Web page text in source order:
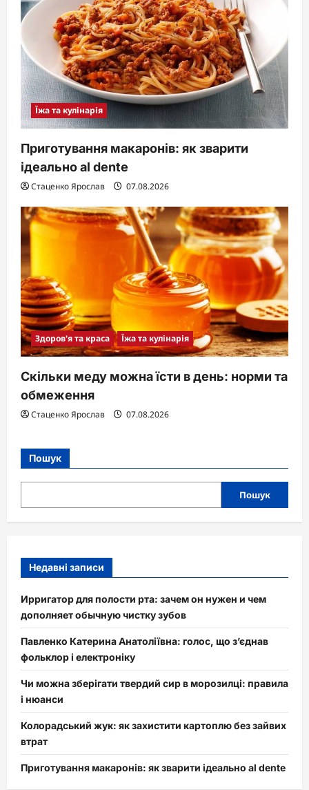
Їжа та кулінарія
Приготування макаронів: як зварити
ідеально al dente
Стаценко Ярослав 07.08.2026
Здоров'я та краса Їжа та кулінарія
Скільки меду можна їсти в день: норми та
обмеження
Стаценко Ярослав 07.08.2026
Пошук
Пошук
Недавні записи
Ирригатор для полости рта: зачем он нужен и чем
дополняет обычную чистку зубов
Павленко Катерина Анатоліївна: голос, що з’єднав
фольклор і електроніку
Чи можна зберігати твердий сир в морозилці: правила
і нюанси
Колорадський жук: як захистити картоплю без зайвих
втрат
Приготування макаронів: як зварити ідеально al dente